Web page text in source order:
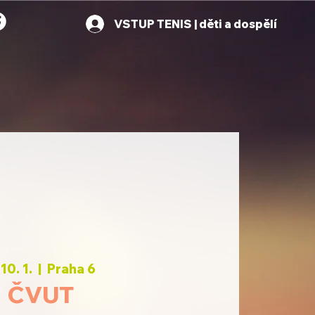
VSTUP TENIS | děti a dospělí
1.
  |
Praha 6
ČVUT